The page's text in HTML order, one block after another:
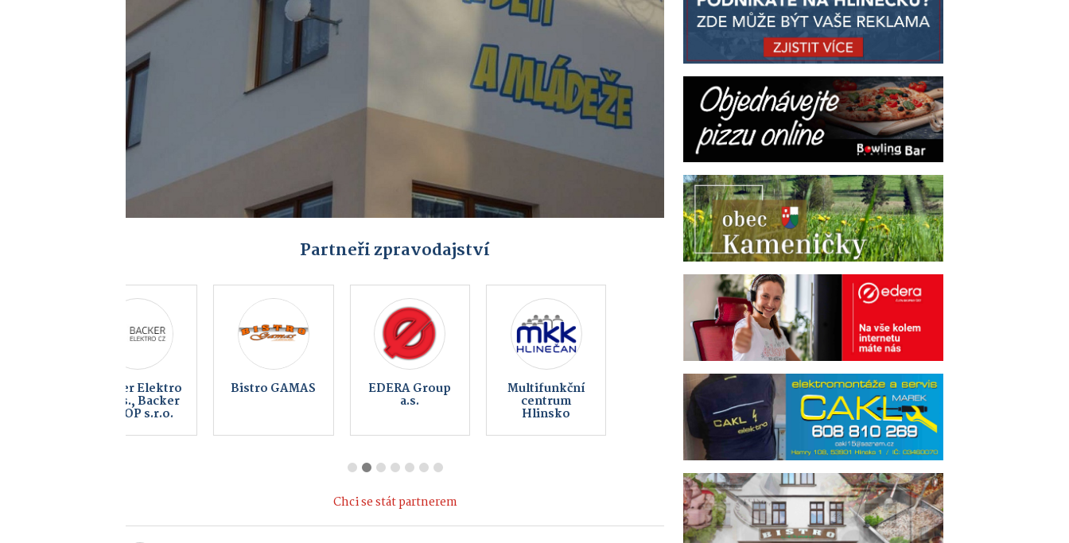
Partneři zpravodajství
Bowling Bar
Blatno
Sportovní Obec
Kameničky
Vinotéka Pod
Kovárnou
Chci se stát partnerem